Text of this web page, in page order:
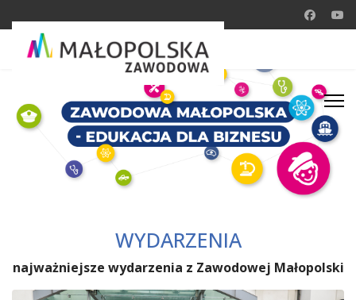
WYDARZENIA
najważniejsze wydarzenia z Zawodowej Małopolski